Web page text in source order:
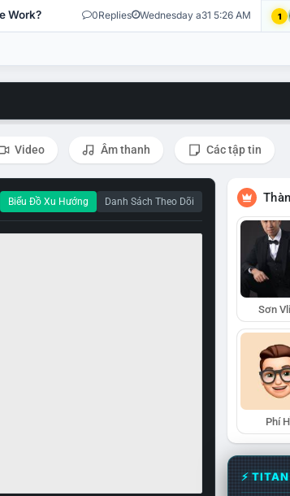
Work? 0Replies Wednesday a31 5:26 AM 1
Video Âm thanh Các tập tin
Biểu Đồ Xu Hướng Danh Sách Theo Dõi
Sơn
Phí
⚡